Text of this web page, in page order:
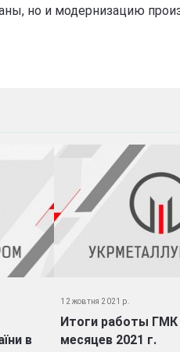
но и модернизацию
в
12 жовтня 2021 р.
Итоги работы ГМК
месяцев 2021 г.